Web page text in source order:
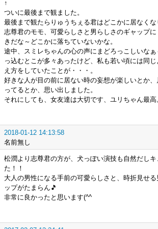
↑
ついに最後まで観ました。
最後まで観たらりゅうちぇる君はどこかに居なくな
志尊君のモモ、可愛らしさと男らしさのギャップ
きだな～どこかに落ちていないかな。
途中、スミレちゃんの心の声にまどろっこしいな
っ込むとこが多々あったけど、私も若い頃には同
え方をしていたことが・・・。
好きな人が目の前に居ない時の妄想が楽しいとか
ってるとか、思い出しました。
それにしても、女友達は大切です、ユリちゃん最高
2018-01-12 14:13:58
名前無し
松潤より志尊君の方が、犬っぽい演技も自然だし
た！！
大人の男性になる手前の可愛らしさと、時折見せ
ップがたまらん🎵
非常に良かったと思います(^^ゞ